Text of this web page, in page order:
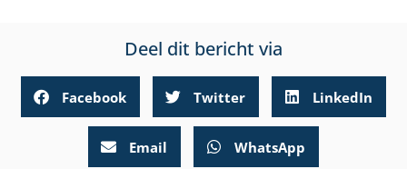
Deel dit bericht via
Facebook Twitter LinkedIn
Email WhatsApp